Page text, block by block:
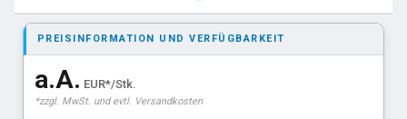
PREISINFORMATION UND VERFÜGBARKEIT
a.A. EUR*/Stk.
*zzgl. MwSt. und evtl. Versandkosten